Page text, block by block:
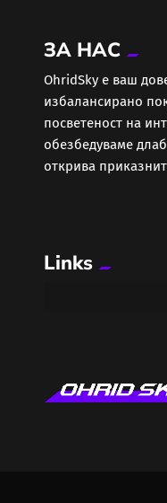
Еротика
Забава
Здравје
Колумни
Лајфстајл
ЗА НАС
ОhridSky е ваш
избалансирано
посветеност на
обезбедуваме
открива
Links